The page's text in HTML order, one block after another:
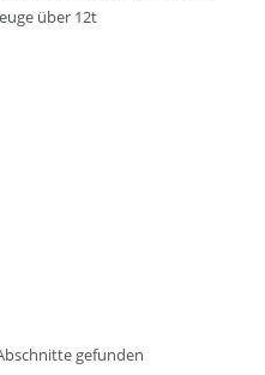
über 12t
gefunden